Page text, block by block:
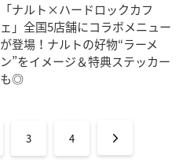
「ナルト×ハードロックカフ
ェ」全国5店舗にコラボメニュー
が登場！ナルトの好物“ラーメ
ン”をイメージ＆特典ステッカー
も◎
3 4